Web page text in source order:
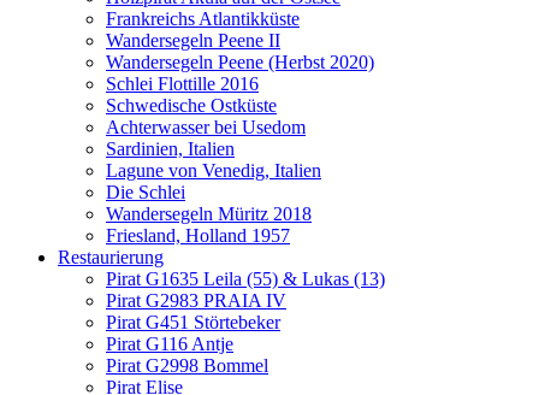
Frankreichs Atlantikküste
Wandersegeln Peene II
Wandersegeln Peene (Herbst 2020)
Schlei Flottille 2016
Schwedische Ostküste
Achterwasser bei Usedom
Sardinien, Italien
Lagune von Venedig, Italien
Die Schlei
Wandersegeln Müritz 2018
Friesland, Holland 1957
Restaurierung
Pirat G1635 Leila (55) & Lukas (13)
Pirat G2983 PRAIA IV
Pirat G451 Störtebeker
Pirat G116 Antje
Pirat G2998 Bommel
Pirat Elise